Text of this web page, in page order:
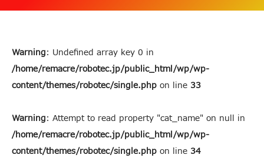
Warning: Undefined array key 0 in
/home/remacre/robotec.jp/public_html/wp/wp-
content/themes/robotec/single.php on line 33
Warning: Attempt to read property "cat_name" on null in
/home/remacre/robotec.jp/public_html/wp/wp-
content/themes/robotec/single.php on line 34